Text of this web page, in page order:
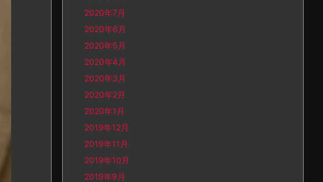
2020年7月
2020年6月
2020年5月
2020年4月
2020年3月
2020年2月
2020年1月
2019年12月
2019年11月
2019年10月
2019年9月